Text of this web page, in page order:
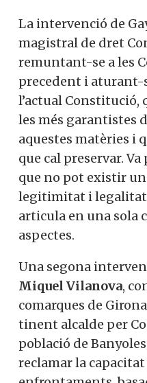
La intervenció de
magistral de dret
remuntant-se a les
precedent i aturant-
l’actual Constitució,
les més garantistes
aquestes matèries i
que cal preservar.
que no pot existir
legitimitat i legalitat
articula en una sola
aspectes.
Una segona
Miquel Vilanova,
comarques de
tinent alcalde per
població de
reclamar la